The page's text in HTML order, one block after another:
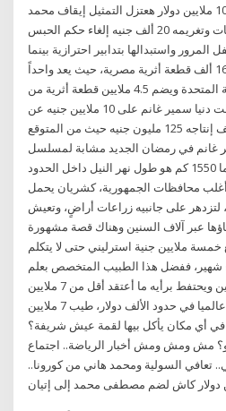
دينا الشربيني: لو ورثت 10 ملايين دولار هعتزل التمثيل إيقاف محمد
الشناوى حارس الأهلى 4 مباريات وتغريمه 20 ألف جنيه إلغاء حكم الحبس
واستبدالها بتدابير احترازية بينما
يضم متحف مانشستر بإنكلترا، 16 ألف قطعة أثرية مصرية، حيث يعد واحداً
من أكبر المتاحف في المملكة المتحدة ويضم 4.5 ملايين قطعة أثرية من
كل قارات العالم. وحصلت دنيا سمير غانم على 10 ملايين جنيه عن
مسلسلها “لغز ميكى” الذى تكلف إنتاجه 125 مليون جنيه حيث من المتوقع
غانم في رمضان الجديد مشابة لمسلسل
لهفة العام الماضي ، بينما 1550 كم هو طول نهر النيل داخل الحدود
محافظات الجمهورية، كشريان يحمل
على جانبيه زراعات أراضٍ، وتعيش
عبر آلاف السنين وهناك قصة مشهورة
ملايين جنية استرليني حتى لا يتكلم
ففضل هذا الطبيب المتخصص بعلم
الأدوية السكوت والتمتع بالملايين ويحتفط برأيه ما أعتقد أقل من 7 ملايين
جنيه؛ لأنو سعر الكلاشنكوف عالميا في حدود الألف دولار، طيب 7 ملايين
أي مكان يأكل بيها لقمة عيش شريفة؟
مش ومش ومش أخبار الرياضة.. اجتماع
تعافي السولية ومحمد هاني من كورونا..